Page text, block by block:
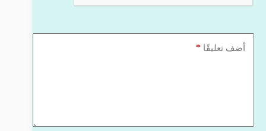
أضف تعليقًا *